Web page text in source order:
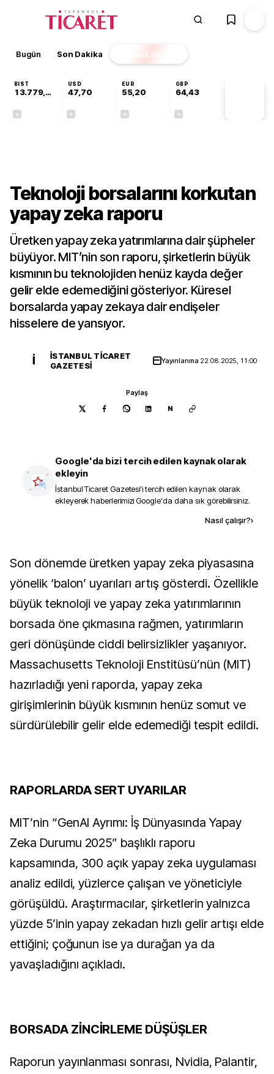
Bugün Son Dakika Finans EKSTRA
BIST
13.779,39
USD
47,70
EUR
55,20
GBP
64,43
Teknoloji borsalarını korkutan
yapay zeka raporu
Üretken yapay zeka yatırımlarına dair şüpheler
büyüyor. MIT’nin son raporu, şirketlerin büyük
kısmının bu teknolojiden henüz kayda değer
gelir elde edemediğini gösteriyor. Küresel
borsalarda yapay zekaya dair endişeler
hisselere de yansıyor.
İ
İSTANBUL TICARET
GAZETESI
Yayınlanma 22.08.2025, 11:00
Paylaş
N
Google'da bizi tercih edilen kaynak olarak
ekleyin
İstanbul Ticaret Gazetesi'i tercih edilen kaynak olarak
ekleyerek haberlerimizi Google'da daha sık görebilirsiniz.
Nasıl çalışır?›
Son dönemde üretken yapay zeka piyasasına
yönelik ‘balon’ uyarıları artış gösterdi. Özellikle
büyük teknoloji ve yapay zeka yatırımlarının
borsada öne çıkmasına rağmen, yatırımların
geri dönüşünde ciddi belirsizlikler yaşanıyor.
Massachusetts Teknoloji Enstitüsü’nün (MIT)
hazırladığı yeni raporda, yapay zeka
girişimlerinin büyük kısmının henüz somut ve
sürdürülebilir gelir elde edemediği tespit edildi.
RAPORLARDA SERT UYARILAR
MIT’nin “GenAI Ayrımı: İş Dünyasında Yapay
Zeka Durumu 2025” başlıklı raporu
kapsamında, 300 açık yapay zeka uygulaması
analiz edildi, yüzlerce çalışan ve yöneticiyle
görüşüldü. Araştırmacılar, şirketlerin yalnızca
yüzde 5’inin yapay zekadan hızlı gelir artışı elde
ettiğini; çoğunun ise ya durağan ya da
yavaşladığını açıkladı.
BORSADA ZİNCİRLEME DÜŞÜŞLER
Raporun yayınlanması sonrası, Nvidia, Palantir,